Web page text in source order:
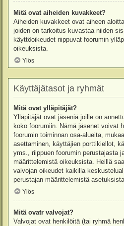
Mitä ovat aiheiden kuvakkeet?
Aiheiden kuvakkeet ovat aiheen
joiden on tarkoitus kuvastaa niiden
käyttöoikeudet riippuvat foorumin
oikeuksista.
Ylös
Käyttäjätasot ja ryhmät
Mitä ovat ylläpitäjät?
Ylläpitäjät ovat jäseniä joille on
koko foorumiin. Nämä jäsenet voivat
foorumin toiminnan osa-alueita,
asettaminen, käyttäjien porttikiellot,
yms., riippuen foorumin perustajasta
määrittelemistä oikeuksista. Heillä
valvojan oikeudet kaikilla
perustajan määrittelemistä
Ylös
Mitä ovatr valvojat?
Valvojat ovat henkilöitä (tai ryhmä